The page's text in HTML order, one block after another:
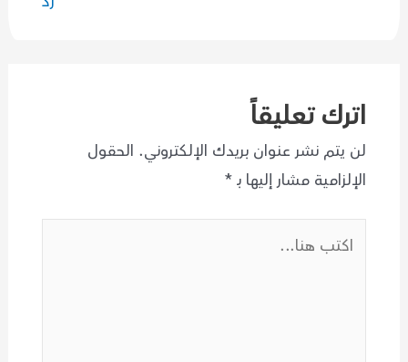
اترك تعليقاً
لن يتم نشر عنوان بريدك الإلكتروني. الحقول
الإلزامية مشار إليها بـ*